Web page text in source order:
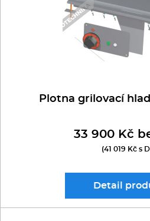
Plotna grilovací
33 900 Kč
(41 019 Kč s
Detail